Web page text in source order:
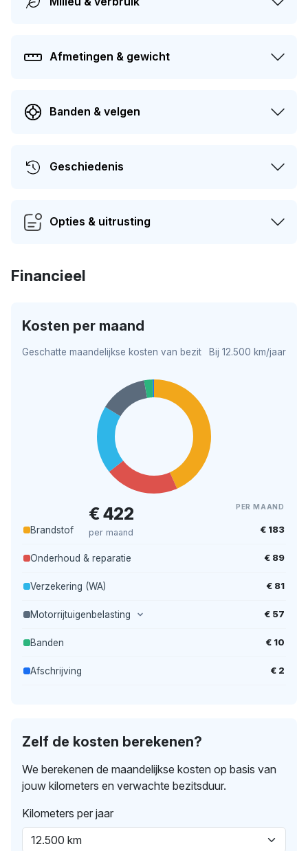
Afmetingen & gewicht
Banden & velgen
Geschiedenis
Opties & uitrusting
Financieel
Kosten per maand
Geschatte maandelijkse kosten van bezit Bij 12.500 km/jaar
€ 422
per maand
PER MAAND
Brandstof € 183
Onderhoud & reparatie € 89
Verzekering (WA) € 81
Motorrijtuigenbelasting € 57
Banden € 10
Afschrijving € 2
Zelf de kosten berekenen?
We berekenen de maandelijkse kosten op basis van
jouw kilometers en verwachte bezitsduur.
Kilometers per jaar